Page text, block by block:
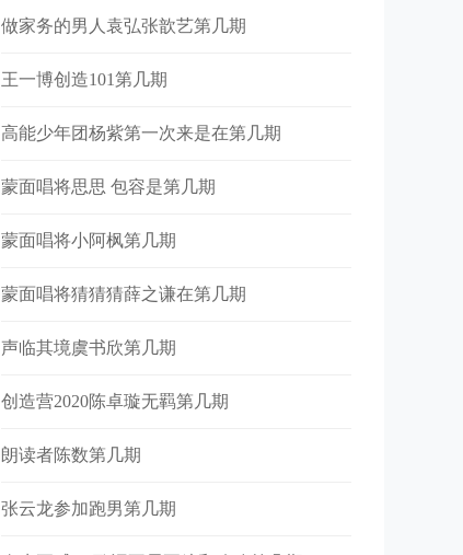
做家务的男人袁弘张歆艺第几期
王一博创造101第几期
高能少年团杨紫第一次来是在第几期
蒙面唱将思思 包容是第几期
蒙面唱将小阿枫第几期
蒙面唱将猜猜猜薛之谦在第几期
声临其境虞书欣第几期
创造营2020陈卓璇无羁第几期
朗读者陈数第几期
张云龙参加跑男第几期